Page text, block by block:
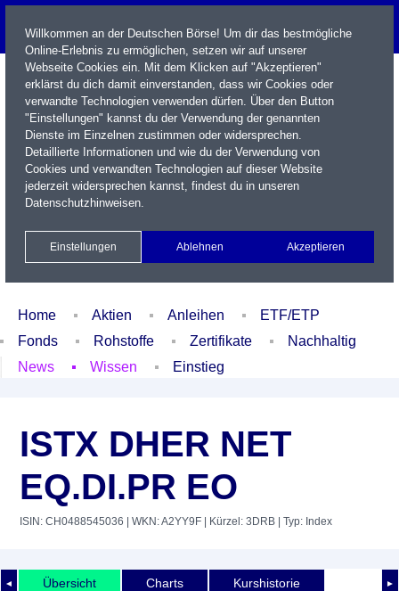
Name / WKN / ISIN / Kürzel
Xetra Realtime
Watchlist Portfolio Login
Home Aktien Anleihen
ETF/ETP
Fonds
Rohstoffe Zertifikate
Nachhaltig
News
Wissen Einstieg
ISTX DHER NET
EQ.DI.PR EO
ISIN: CH0488545036 | WKN: A2YY9F | Kürzel: 3DRB | Typ: Index
◄ ►
Übersicht Charts Kurshistorie
Willkommen an der Deutschen Börse! Um dir das bestmögliche
Online-Erlebnis zu ermöglichen, setzen wir auf unserer
Webseite Cookies ein. Mit dem Klicken auf "Akzeptieren"
erklärst du dich damit einverstanden, dass wir Cookies oder
verwandte Technologien verwenden dürfen. Über den Button
"Einstellungen" kannst du der Verwendung der genannten
Dienste im Einzelnen zustimmen oder widersprechen.
Detaillierte Informationen und wie du der Verwendung von
Cookies und verwandten Technologien auf dieser Website
jederzeit widersprechen kannst, findest du in unseren
Datenschutzhinweisen.
Einstellungen Ablehnen Akzeptieren